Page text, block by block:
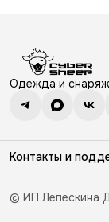
Одежда и
Контакты и
Эл. почта
© ИП Лепескина